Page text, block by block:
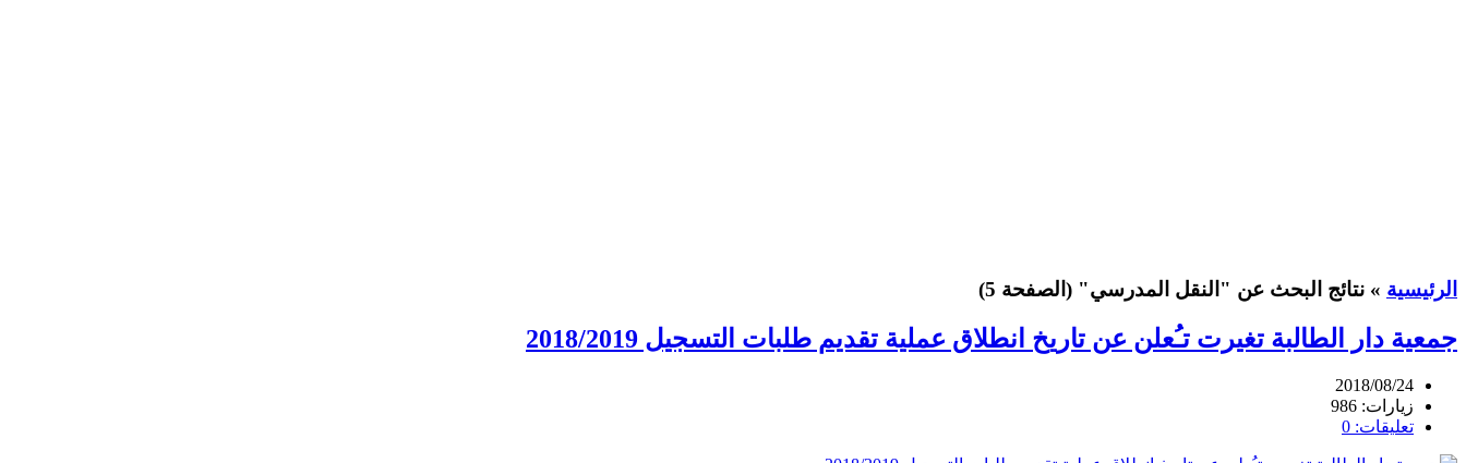
الرئيسية » نتائج البحث عن "النقل المدرسي" (الصفحة 5)
جمعية دار الطالبة تغيرت تـُعلن عن تاريخ انطلاق عملية تقديم طلبات التسجيل 2018/2019
2018/08/24
زيارات: 986
تعليقات: 0